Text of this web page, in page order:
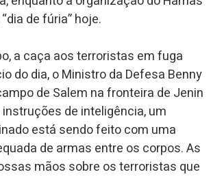
de fúria” hoje.
a caça aos terroristas em fuga
do dia, o Ministro da Defesa Benny
de Salem na fronteira de Jenin
de inteligência, um
está sendo feito com uma
de armas entre os corpos. As
mãos sobre os terroristas que